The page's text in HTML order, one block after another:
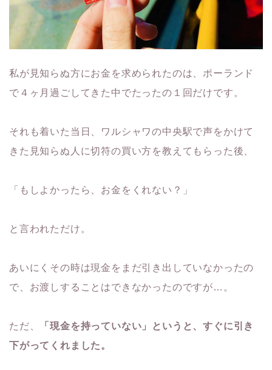
私が見知らぬ方にお金を求められたのは、ポーランド
で４ヶ月過ごしてきた中でたったの１回だけです。
それも着いた当日、ワルシャワの中央駅で声をかけて
きた見知らぬ人に切符の買い方を教えてもらった後、
「もしよかったら、お金をくれない？」
と言われただけ。
あいにくその時は現金をまだ引き出していなかったの
で、お渡しすることはできなかったのですが…。
ただ、
「現金を持っていない」というと、すぐに引き
下がってくれました。